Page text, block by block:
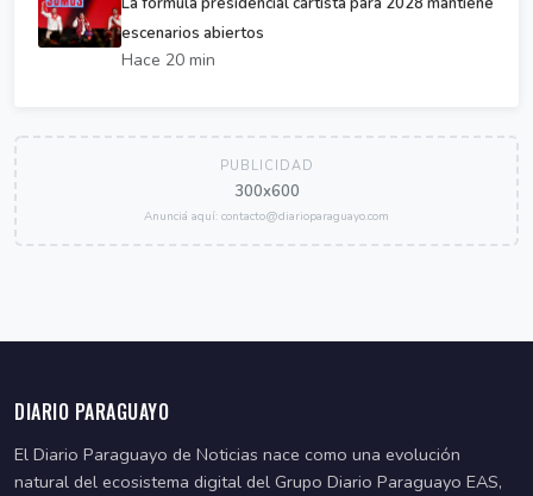
escenarios abiertos
Hace 20 min
PUBLICIDAD
300x600
Anunciá aquí: contacto@diarioparaguayo.com
DIARIO PARAGUAYO
El Diario Paraguayo de Noticias nace como una evolución
natural del ecosistema digital del Grupo Diario Paraguayo EAS,